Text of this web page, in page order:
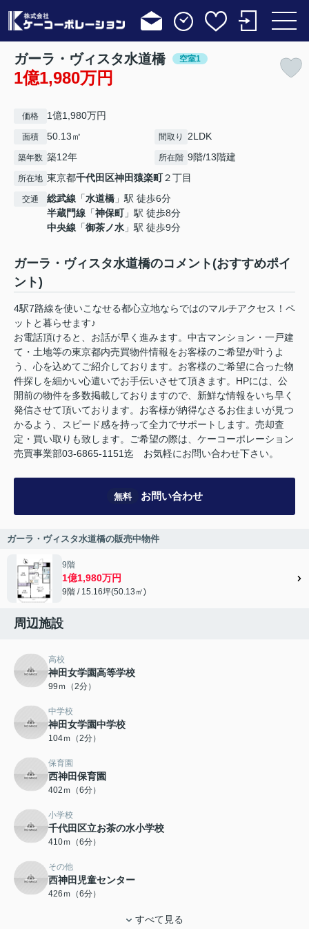
ガーラ・ヴィスタ水道橋 空室1
1億1,980万円
価格 1億1,980万円
面積 50.13㎡ 間取り 2LDK
築年数 築12年 所在階 9階/13階建
所在地 東京都千代田区神田猿楽町２丁目
交通 総武線 「水道橋 」駅 徒歩6分
半蔵門線 「神保町」駅 徒歩8分
中央線 「御茶ノ水 」駅 徒歩9分
ガーラ・ヴィスタ水道橋のコメント(おすすめポイ
ント)
4駅7路線を使いこなせる都心立地ならではのマルチアクセス！ペ
ットと暮らせます♪
お電話頂けると、お話が早く進みます。中古マンション・一戸建
て・土地等の東京都内売買物件情報をお客様のご希望が叶うよ
う、心を込めてご紹介しております。お客様のご希望に合った物
件探しを細かい心遣いでお手伝いさせて頂きます。HPには、公
開前の物件を多数掲載しておりますので、新鮮な情報をいち早く
発信させて頂いております。お客様が納得なさるお住まいが見つ
かるよう、スピード感を持って全力でサポートします。売却査
定・買い取りも致します。ご希望の際は、ケーコーポレーション
売買事業部03-6865-1151迄 お気軽にお問い合わせ下さい。
無料 お問い合わせ
ガーラ・ヴィスタ水道橋の販売中物件
9階
1億1,980万円
9階 / 15.16坪(50.13㎡)
周辺施設
高校
神田女学園高等学校
99ｍ（2分）
中学校
神田女学園中学校
104ｍ（2分）
保育園
西神田保育園
402ｍ（6分）
小学校
千代田区立お茶の水小学校
410ｍ（6分）
その他
西神田児童センター
426ｍ（6分）
すべて見る